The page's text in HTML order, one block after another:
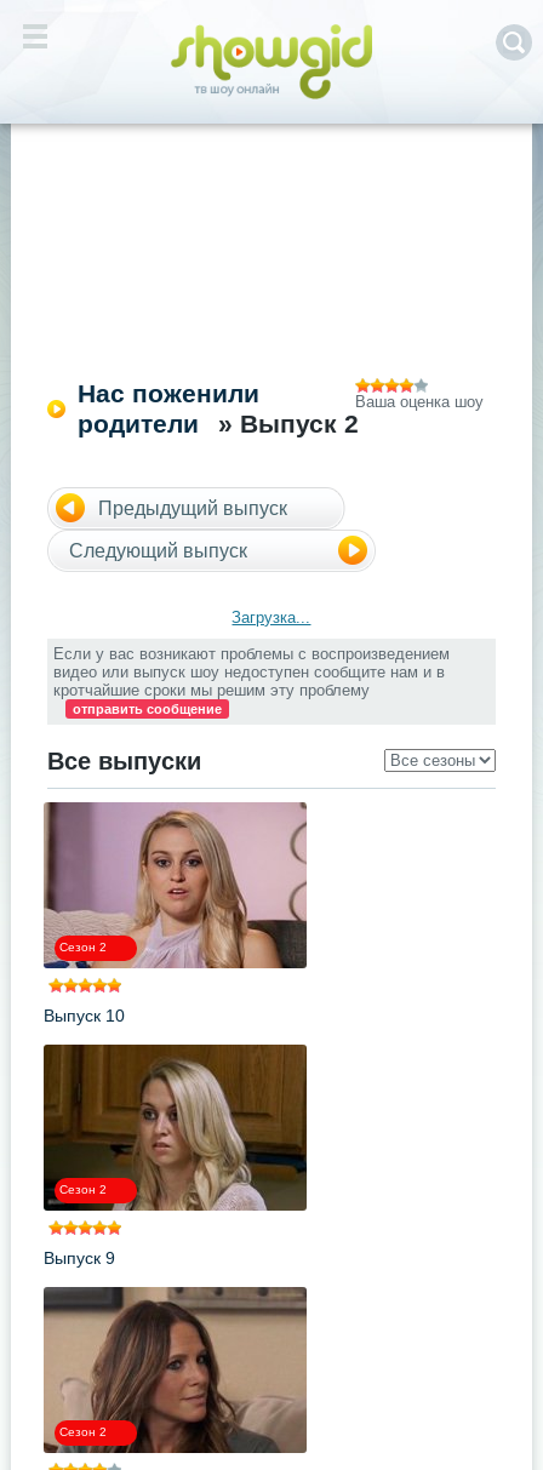
Нас поженили
родители
» Выпуск 2
Ваша оценка шоу
Предыдущий выпуск
Следующий выпуск
Загрузка...
Если у вас возникают проблемы с воспроизведением
видео или выпуск шоу недоступен сообщите нам и в
кротчайшие сроки мы решим эту проблему
отправить сообщение
Все выпуски
Сезон 2
Выпуск 10
Сезон 2
Выпуск 9
Сезон 2